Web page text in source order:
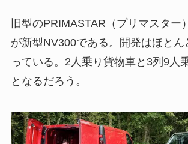
旧型のPRIMASTAR（プリマスター
が新型NV300である。開発はほとん
っている。2人乗り貨物車と3列9人
となるだろう。